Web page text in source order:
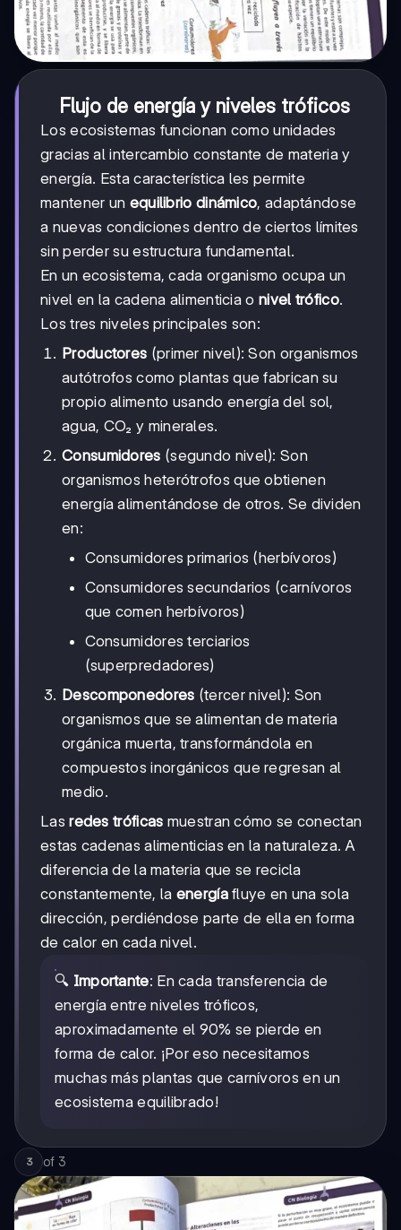
Flujo de energía y niveles tróficos
Los ecosistemas funcionan como unidades
gracias al intercambio constante de materia y
energía. Esta característica les permite
mantener un equilibrio dinámico, adaptándose
a nuevas condiciones dentro de ciertos límites
sin perder su estructura fundamental.
En un ecosistema, cada organismo ocupa un
nivel en la cadena alimenticia o nivel trófico.
Los tres niveles principales son:
Productores (primer nivel): Son organismos
autótrofos como plantas que fabrican su
propio alimento usando energía del sol,
agua, CO₂ y minerales.
Consumidores (segundo nivel): Son
organismos heterótrofos que obtienen
energía alimentándose de otros. Se dividen
en:
Consumidores primarios (herbívoros)
Consumidores secundarios (carnívoros
que comen herbívoros)
Consumidores terciarios
(superpredadores)
Descomponedores (tercer nivel): Son
organismos que se alimentan de materia
orgánica muerta, transformándola en
compuestos inorgánicos que regresan al
medio.
Lasredes tróficas muestran cómo se conectan
estas cadenas alimenticias en la naturaleza. A
diferencia de la materia que se recicla
constantemente, la energíafluye en una sola
dirección, perdiéndose parte de ella en forma
de calor en cada nivel.
🔍 Importante: En cada transferencia de
energía entre niveles tróficos,
aproximadamente el 90% se pierde en
forma de calor. ¡Por eso necesitamos
muchas más plantas que carnívoros en un
ecosistema equilibrado!
3 of 3